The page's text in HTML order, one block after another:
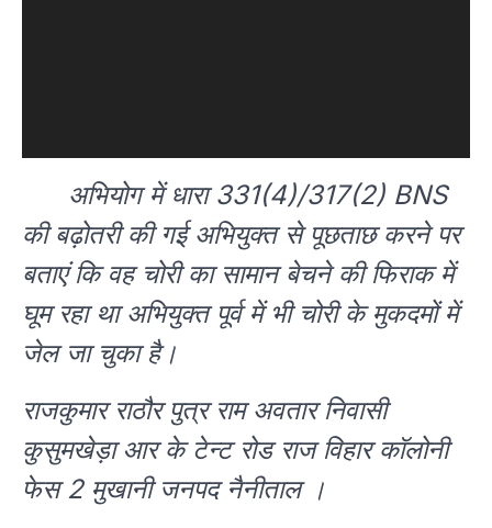
अभियोग में धारा 331(4)/317(2) BNS
की बढ़ोतरी की गई अभियुक्त से पूछताछ करने पर
बताएं कि वह चोरी का सामान बेचने की फिराक में
घूम रहा था अभियुक्त पूर्व में भी चोरी के मुकदमों में
जेल जा चुका है।
राजकुमार राठौर पुत्र राम अवतार निवासी
कुसुमखेड़ा आर के टेन्ट रोड राज विहार कॉलोनी
फेस 2 मुखानी जनपद नैनीताल ।